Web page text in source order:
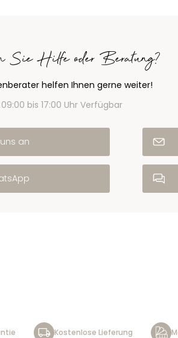
Sie Hilfe oder Beratung?
helfen Ihnen gerne weiter!
bis 17:00 Uhr Verfügbar
an
Kostenlose Lieferung